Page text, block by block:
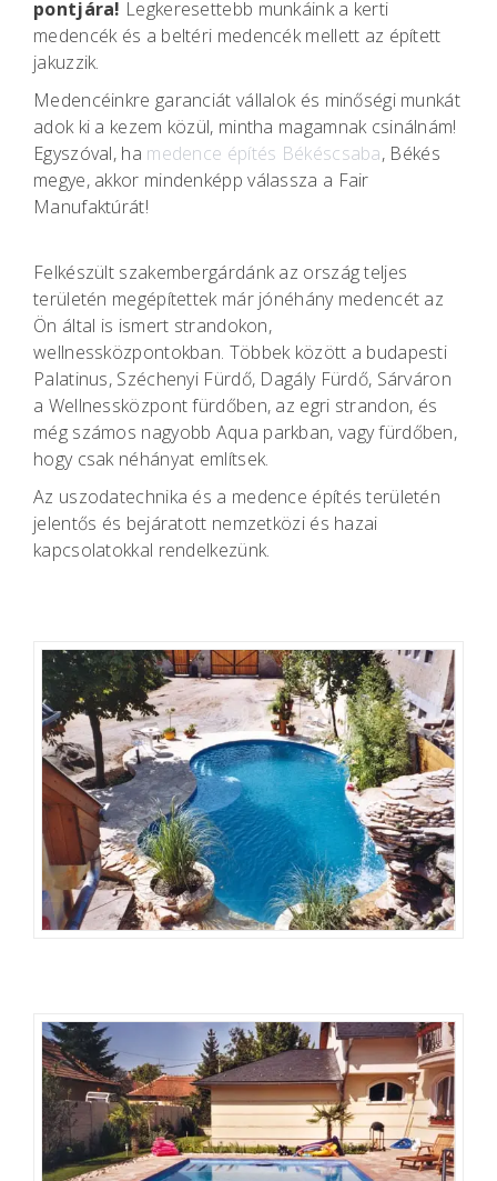
pontjára! Legkeresettebb munkáink a kerti
medencék és a beltéri medencék mellett az épített
jakuzzik.
Medencéinkre garanciát vállalok és minőségi munkát
adok ki a kezem közül, mintha magamnak csinálnám!
Egyszóval, ha medence építés Békéscsaba, Békés
megye, akkor mindenképp válassza a Fair
Manufaktúrát!
Felkészült szakembergárdánk az ország teljes
területén megépítettek már jónéhány medencét az
Ön által is ismert strandokon,
wellnessközpontokban. Többek között a budapesti
Palatinus, Széchenyi Fürdő, Dagály Fürdő, Sárváron
a Wellnessközpont fürdőben, az egri strandon, és
még számos nagyobb Aqua parkban, vagy fürdőben,
hogy csak néhányat említsek.
Az uszodatechnika és a medence építés területén
jelentős és bejáratott nemzetközi és hazai
kapcsolatokkal rendelkezünk.